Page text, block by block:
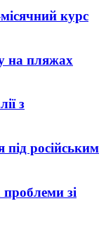
курс
на пляжах
з
під російським
зі